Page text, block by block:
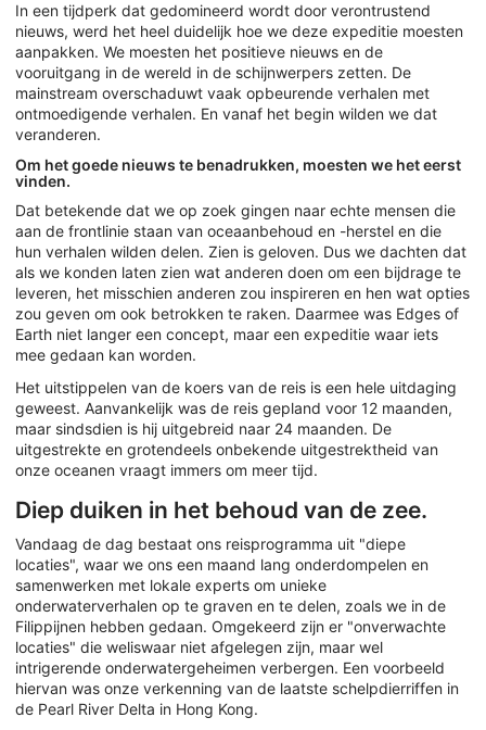
In een tijdperk dat gedomineerd wordt door verontrustend
nieuws, werd het heel duidelijk hoe we deze expeditie moesten
aanpakken. We moesten het positieve nieuws en de
vooruitgang in de wereld in de schijnwerpers zetten. De
mainstream overschaduwt vaak opbeurende verhalen met
ontmoedigende verhalen. En vanaf het begin wilden we dat
veranderen.
Om het goede nieuws te benadrukken, moesten we het eerst
vinden.
Dat betekende dat we op zoek gingen naar echte mensen die
aan de frontlinie staan van oceaanbehoud en -herstel en die
hun verhalen wilden delen. Zien is geloven. Dus we dachten dat
als we konden laten zien wat anderen doen om een bijdrage te
leveren, het misschien anderen zou inspireren en hen wat opties
zou geven om ook betrokken te raken. Daarmee was Edges of
Earth niet langer een concept, maar een expeditie waar iets
mee gedaan kan worden.
Het uitstippelen van de koers van de reis is een hele uitdaging
geweest. Aanvankelijk was de reis gepland voor 12 maanden,
maar sindsdien is hij uitgebreid naar 24 maanden. De
uitgestrekte en grotendeels onbekende uitgestrektheid van
onze oceanen vraagt immers om meer tijd.
Diep duiken in het behoud van de zee.
Vandaag de dag bestaat ons reisprogramma uit "diepe
locaties", waar we ons een maand lang onderdompelen en
samenwerken met lokale experts om unieke
onderwaterverhalen op te graven en te delen, zoals we in de
Filippijnen hebben gedaan. Omgekeerd zijn er "onverwachte
locaties" die weliswaar niet afgelegen zijn, maar wel
intrigerende onderwatergeheimen verbergen. Een voorbeeld
hiervan was onze verkenning van de laatste schelpdierriffen in
de Pearl River Delta in Hong Kong.